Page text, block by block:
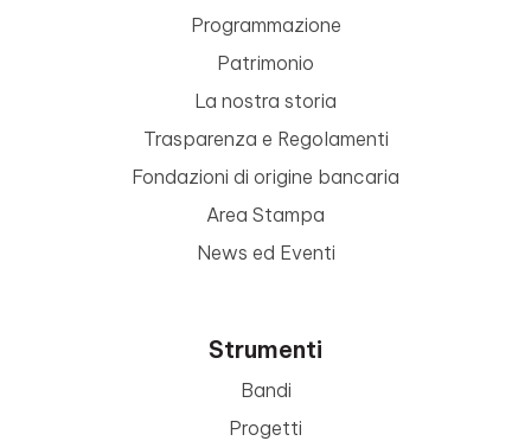
Programmazione
Patrimonio
La nostra storia
Trasparenza e Regolamenti
Fondazioni di origine bancaria
Area Stampa
News ed Eventi
Strumenti
Bandi
Progetti